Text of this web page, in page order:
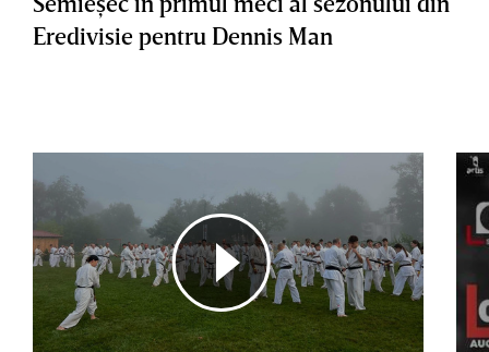
Eredivisie pentru Dennis Man